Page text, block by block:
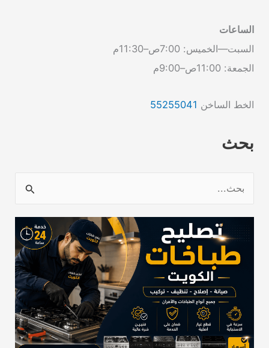
الساعات
السبت—الخميس: 7:00ص–11:30م
الجمعة: 11:00ص–9:00م
الخط الساخن 55255041
بحث